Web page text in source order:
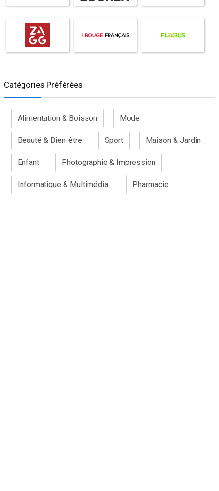
Catégories Préférées
Alimentation & Boisson Mode
Beauté & Bien-être Sport Maison & Jardin
Enfant Photographie & Impression
Informatique & Multimédia Pharmacie